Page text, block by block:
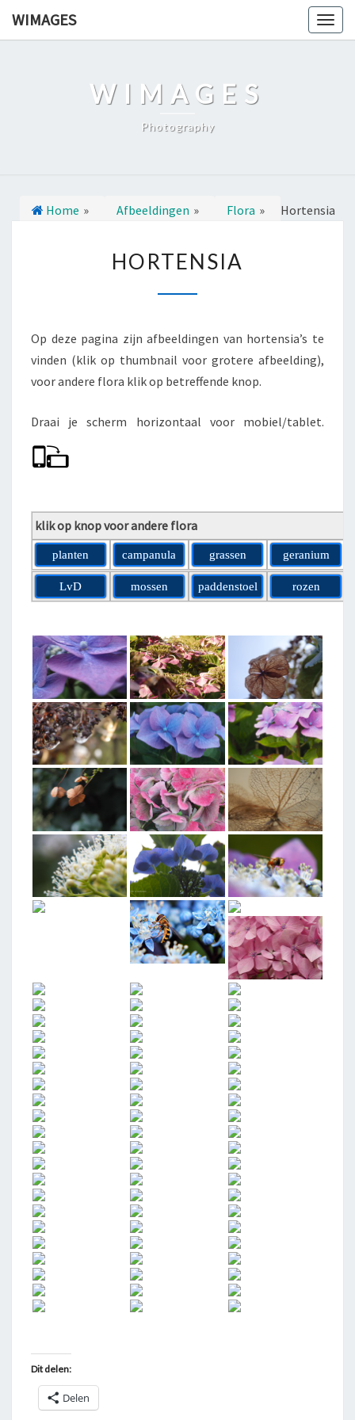
GaWIMAGES
WIMAGES
Photography
Home » Afbeeldingen » Flora » Hortensia
O
A
HORTENSIA
Op deze pagina zijn afbeeldingen van hortensia’s te
vinden (klik op thumbnail voor grotere afbeelding),
voor andere flora klik op betreffende knop.
Draai je scherm horizontaal voor mobiel/tablet.
klik op knop voor andere flora
planten campanula grassen geranium
LvD mossen paddenstoel rozen
Dit delen:
Delen